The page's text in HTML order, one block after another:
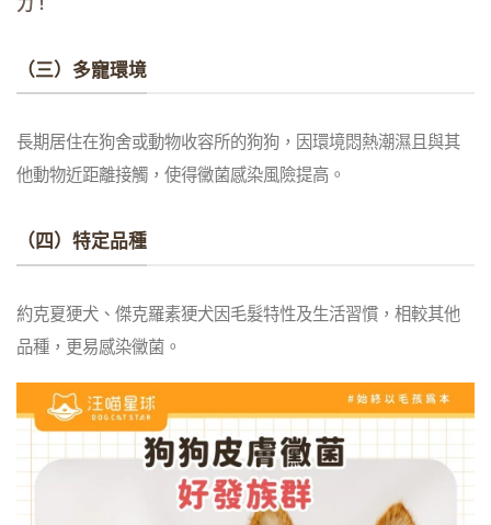
（三）多寵環境
長期居住在狗舍或動物收容所的狗狗，因環境悶熱潮濕且與其
他動物近距離接觸，使得黴菌感染風險提高。
（四）特定品種
約克夏㹴犬、傑克羅素㹴犬因毛髮特性及生活習慣，相較其他
品種，更易感染黴菌。